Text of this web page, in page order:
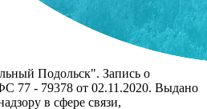
Подольск". Запись о
- 79378 от 02.11.2020. Выдано
в сфере связи,